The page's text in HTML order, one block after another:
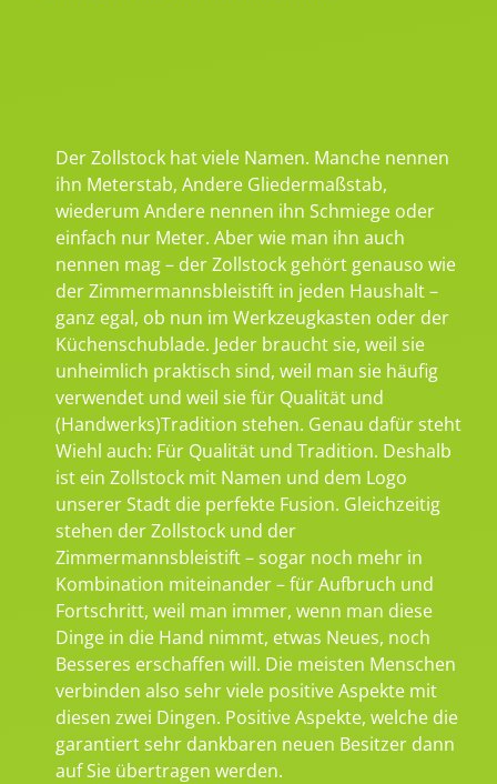
Der Zollstock hat viele Namen. Manche nennen
ihn Meterstab, Andere Gliedermaßstab,
wiederum Andere nennen ihn Schmiege oder
einfach nur Meter. Aber wie man ihn auch
nennen mag – der Zollstock gehört genauso wie
der Zimmermannsbleistift in jeden Haushalt –
ganz egal, ob nun im Werkzeugkasten oder der
Küchenschublade. Jeder braucht sie, weil sie
unheimlich praktisch sind, weil man sie häufig
verwendet und weil sie für Qualität und
(Handwerks)Tradition stehen. Genau dafür steht
Wiehl auch: Für Qualität und Tradition. Deshalb
ist ein Zollstock mit Namen und dem Logo
unserer Stadt die perfekte Fusion. Gleichzeitig
stehen der Zollstock und der
Zimmermannsbleistift – sogar noch mehr in
Kombination miteinander – für Aufbruch und
Fortschritt, weil man immer, wenn man diese
Dinge in die Hand nimmt, etwas Neues, noch
Besseres erschaffen will. Die meisten Menschen
verbinden also sehr viele positive Aspekte mit
diesen zwei Dingen. Positive Aspekte, welche die
garantiert sehr dankbaren neuen Besitzer dann
auf Sie übertragen werden.